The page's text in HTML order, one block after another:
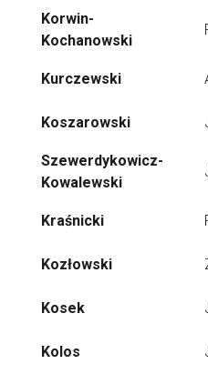
Korwin-
Kochanowski
Kurczewski
Koszarowski
Szewerdykowicz-
Kowalewski
Kraśnicki
Kozłowski
Kosek
Kolos